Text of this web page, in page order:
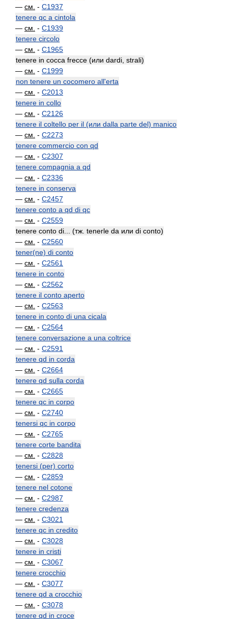
— см. - C1937
tenere qc a cintola
— см. - C1939
tenere circolo
— см. - C1965
tenere in cocca frecce (или dardi, strali)
— см. - C1999
non tenere un cocomero all'erta
— см. - C2013
tenere in collo
— см. - C2126
tenere il coltello per il (или dalla parte del) manico
— см. - C2273
tenere commercio con qd
— см. - C2307
tenere compagnia a qd
— см. - C2336
tenere in conserva
— см. - C2457
tenere conto a qd di qc
— см. - C2559
tenere conto di... (тж. tenerle da или di conto)
— см. - C2560
tener(ne) di conto
— см. - C2561
tenere in conto
— см. - C2562
tenere il conto aperto
— см. - C2563
tenere in conto di una cicala
— см. - C2564
tenere conversazione a una coltrice
— см. - C2591
tenere qd in corda
— см. - C2664
tenere qd sulla corda
— см. - C2665
tenere qc in corpo
— см. - C2740
tenersi qc in corpo
— см. - C2765
tenere corte bandita
— см. - C2828
tenersi (per) corto
— см. - C2859
tenere nel cotone
— см. - C2987
tenere credenza
— см. - C3021
tenere qc in credito
— см. - C3028
tenere in cristi
— см. - C3067
tenere crocchio
— см. - C3077
tenere qd a crocchio
— см. - C3078
tenere qd in croce